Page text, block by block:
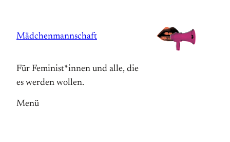
springen
Mädchenmannschaft
Für Feminist*innen und alle, die
es werden wollen.
Menü